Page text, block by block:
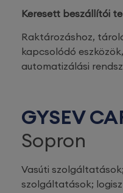
Keresett beszállítói
Raktározáshoz,
kapcsolódó
automatizálási
GYSEV
Sopron
Vasúti
szolgáltatások;